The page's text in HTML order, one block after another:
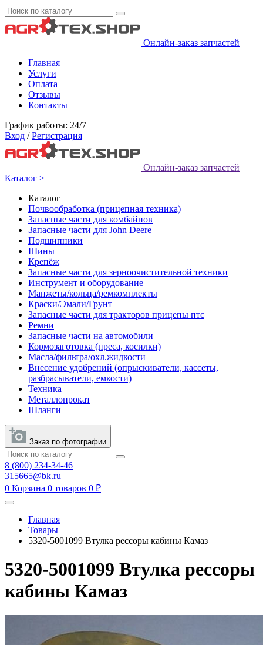
Онлайн-заказ запчастей
Главная
Услуги
Оплата
Отзывы
Контакты
График работы: 24/7
Вход / Регистрация
Онлайн-заказ запчастей
Каталог >
Каталог
Почвообработка (прицепная техника)
Запасные части для комбайнов
Запасные части для John Deere
Подшипники
Шины
Крепёж
Запасные части для зерноочистительной техники
Инструмент и оборудование
Манжеты/кольца/ремкомплекты
Краски/Эмали/Грунт
Запасные части для тракторов прицепы птс
Ремни
Запасные части на автомобили
Кормозаготовка (преса, косилки)
Масла/фильтра/охл.жидкости
Внесение удобрений (опрыскиватели, кассеты,
разбрасыватели, емкости)
Техника
Металлопрокат
Шланги
Заказ по фотографии
8 (800) 234-34-46
315665@bk.ru
0 Корзина 0 товаров 0 ₽
Главная
Товары
5320-5001099 Втулка рессоры кабины Камаз
5320-5001099 Втулка рессоры
кабины Камаз